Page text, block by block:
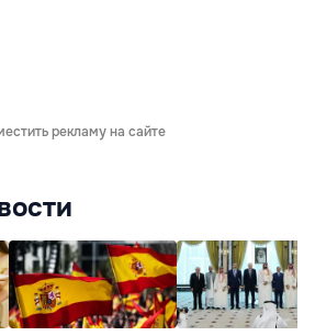
рекламу на сайте